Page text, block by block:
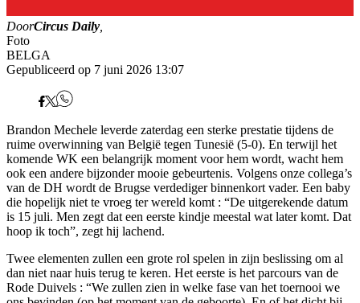
DoorCircus Daily
Foto
BELGA
Gepubliceerd op 7 juni 2026 13:07
Brandon Mechele leverde zaterdag een sterke prestatie tijdens de
ruime overwinning van België tegen Tunesië (5-0). En terwijl het
komende WK een belangrijk moment voor hem wordt, wacht hem
ook een andere bijzonder mooie gebeurtenis. Volgens onze collega’s
van de DH wordt de Brugse verdediger binnenkort vader. Een baby
die hopelijk niet te vroeg ter wereld komt : “De uitgerekende datum
is 15 juli. Men zegt dat een eerste kindje meestal wat later komt. Dat
hoop ik toch”, zegt hij lachend.
Twee elementen zullen een grote rol spelen in zijn beslissing om al
dan niet naar huis terug te keren. Het eerste is het parcours van de
Rode Duivels : “We zullen zien in welke fase van het toernooi we